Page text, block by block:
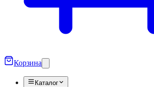
Корзина
Каталог